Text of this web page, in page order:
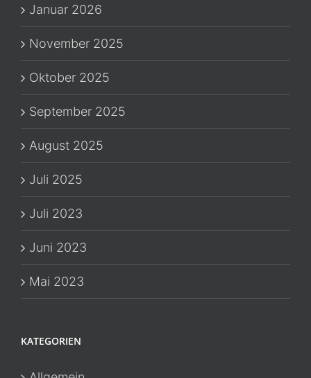
Januar 2026
November 2025
Oktober 2025
September 2025
August 2025
Juli 2025
Juli 2023
Juni 2023
Mai 2023
KATEGORIEN